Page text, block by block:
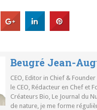
Beugré Jean-
CEO, Editor in Chief &
le CEO, Rédacteur en Chef et
Créateurs Bio, Le Journal du
de nature, je me forme